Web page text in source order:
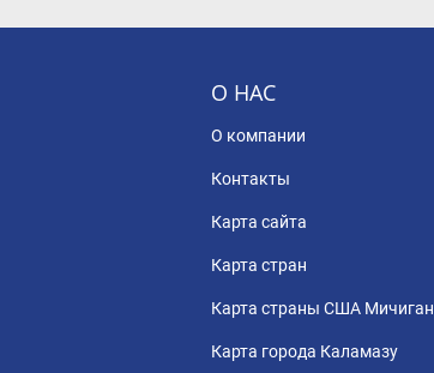
О НАС
О компании
Контакты
Карта сайта
Карта стран
Карта страны США Мичиган
Карта города Каламазу